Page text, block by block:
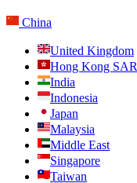
China
United Kingdom
Hong Kong SAR
India
Indonesia
Japan
Malaysia
Middle East
Singapore
Taiwan